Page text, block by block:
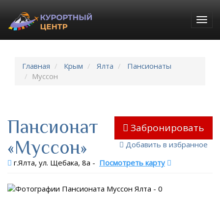
Главная Крым Ялта
Пансионаты
Муссон
Забронировать
Добавить в избранное
Пансионат
«Муссон»
г.Ялта, ул. Щебака, 8а - Посмотреть карту